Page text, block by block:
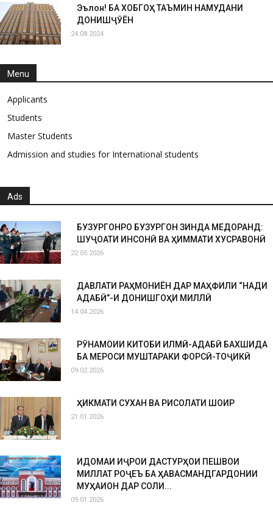
Эълон! БА ХОБГОҲ ТАЪМИН НАМУДАНИ
ДОНИШҶӮЁН
24.08.2024
Menu
Applicants
Students
Master Students
Admission and studies for International students
Ads
БУЗУРГОНРО БУЗУРГОН ЗИНДА МЕДОРАНД:
ШУҶОАТИ ИНСОНӢ ВА ҲИММАТИ ХУСРАВОНӢ
22.05.2026
ДАВЛАТИ РАҲМОНИЁН ДАР МАҲФИЛИ “НАҚДИ
АДАБӢ”-И ДОНИШГОҲИ МИЛЛӢ
14.04.2026
РӮНАМОИИ КИТОБИ ИЛМӢ-АДАБӢ БАХШИДА
БА МЕРОСИ МУШТАРАКИ ФОРСӢ-ТОҶИКӢ
09.02.2026
ҲИКМАТИ СУХАН ВА РИСОЛАТИ ШОИР
21.01.2026
ИДОМАИ ИҶРОИ ДАСТУРҲОИ ПЕШВОИ
МИЛЛАТ РОҶЕЪ БА ҲАВАСМАНДГАРДОНИИ
МУҲАҚҚИҚОН ДАР СОЛИ...
09.01.2026